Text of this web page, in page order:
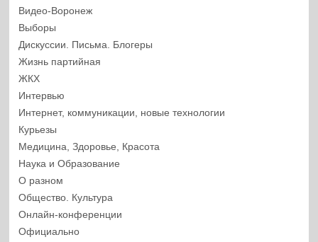
Видео-Воронеж
Выборы
Дискуссии. Письма. Блогеры
Жизнь партийная
ЖКХ
Интервью
Интернет, коммуникации, новые технологии
Курьезы
Медицина, Здоровье, Красота
Наука и Образование
О разном
Общество. Культура
Онлайн-конференции
Официально